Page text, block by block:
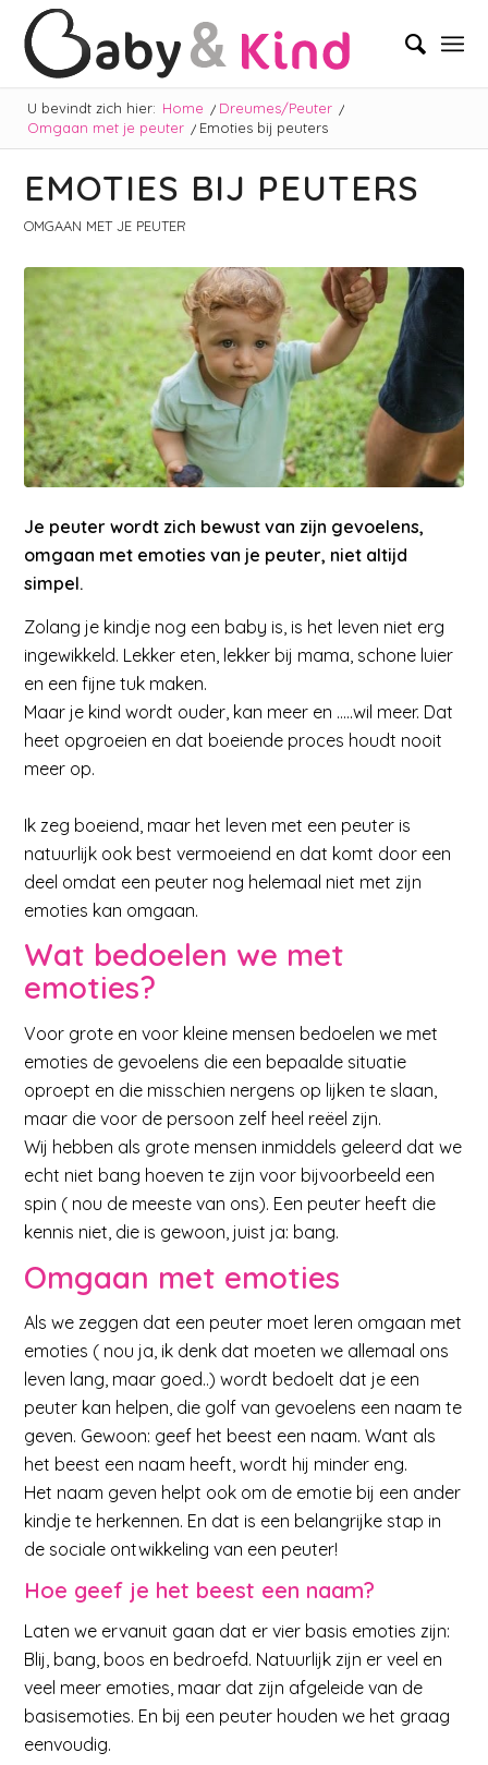
U bevindt zich hier: Home / Dreumes/Peuter /
Omgaan met je peuter / Emoties bij peuters
EMOTIES BIJ PEUTERS
OMGAAN MET JE PEUTER
Je peuter wordt zich bewust van zijn gevoelens,
omgaan met emoties van je peuter, niet altijd
simpel.
Zolang je kindje nog een baby is, is het leven niet erg
ingewikkeld. Lekker eten, lekker bij mama, schone luier
en een fijne tuk maken.
Maar je kind wordt ouder, kan meer en …..wil meer. Dat
heet opgroeien en dat boeiende proces houdt nooit
meer op.
Ik zeg boeiend, maar het leven met een peuter is
natuurlijk ook best vermoeiend en dat komt door een
deel omdat een peuter nog helemaal niet met zijn
emoties kan omgaan.
Wat bedoelen we met
emoties?
Voor grote en voor kleine mensen bedoelen we met
emoties de gevoelens die een bepaalde situatie
oproept en die misschien nergens op lijken te slaan,
maar die voor de persoon zelf heel reëel zijn.
Wij hebben als grote mensen inmiddels geleerd dat we
echt niet bang hoeven te zijn voor bijvoorbeeld een
spin ( nou de meeste van ons). Een peuter heeft die
kennis niet, die is gewoon, juist ja: bang.
Omgaan met emoties
Als we zeggen dat een peuter moet leren omgaan met
emoties ( nou ja, ik denk dat moeten we allemaal ons
leven lang, maar goed..) wordt bedoelt dat je een
peuter kan helpen, die golf van gevoelens een naam te
geven. Gewoon: geef het beest een naam. Want als
het beest een naam heeft, wordt hij minder eng.
Het naam geven helpt ook om de emotie bij een ander
kindje te herkennen. En dat is een belangrijke stap in
de sociale ontwikkeling van een peuter!
Hoe geef je het beest een naam?
Laten we ervanuit gaan dat er vier basis emoties zijn:
Blij, bang, boos en bedroefd. Natuurlijk zijn er veel en
veel meer emoties, maar dat zijn afgeleide van de
basisemoties. En bij een peuter houden we het graag
eenvoudig.